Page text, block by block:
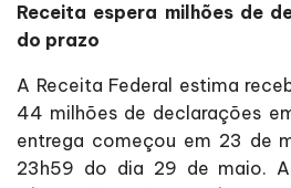
Receita espera milhões de
do prazo
A Receita Federal estima
44 milhões de declarações
entrega começou em 23 de
23h59 do dia 29 de maio.